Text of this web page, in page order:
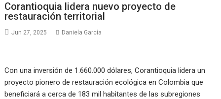
Corantioquia lidera nuevo proyecto de
restauración territorial
Jun 27, 2025 Daniela García
Con una inversión de 1.660.000 dólares, Corantioquia lidera un
proyecto pionero de restauración ecológica en Colombia que
beneficiará a cerca de 183 mil habitantes de las subregiones